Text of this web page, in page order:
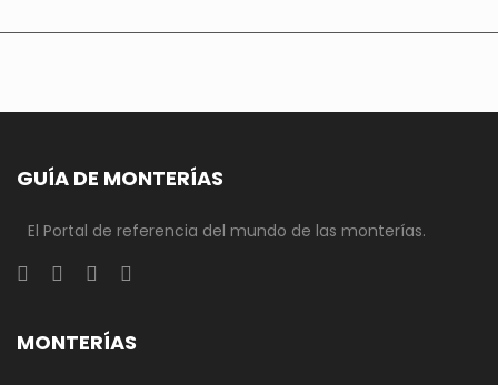
GUÍA DE MONTERÍAS
El Portal de referencia del mundo de las monterías.
MONTERÍAS